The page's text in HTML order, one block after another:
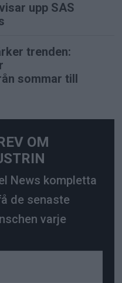
upp SAS
trenden:
sommar till
OM
News kompletta
de senaste
varje